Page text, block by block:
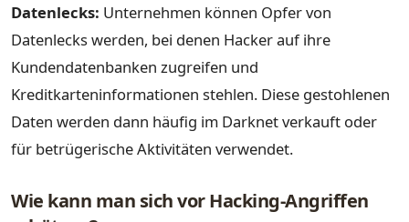
Datenlecks: Unternehmen können Opfer von
Datenlecks werden, bei denen Hacker auf ihre
Kundendatenbanken zugreifen und
Kreditkarteninformationen stehlen. Diese gestohlenen
Daten werden dann häufig im Darknet verkauft oder
für betrügerische Aktivitäten verwendet.
Wie kann man sich vor Hacking-Angriffen